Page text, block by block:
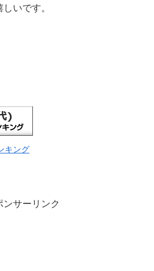
いです。
キング
ンサーリンク